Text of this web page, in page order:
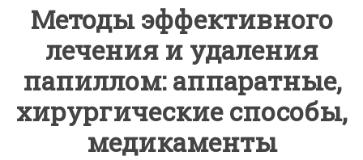
Методы эффективного
лечения и удаления
папиллом: аппаратные,
хирургические способы,
медикаменты